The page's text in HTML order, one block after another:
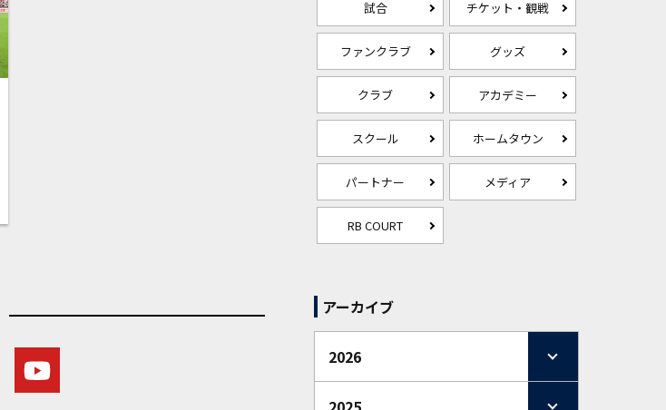
試合 チケット・観戦
ファンクラブ グッズ
クラブ アカデミー
スクール ホームタウン
パートナー メディア
RB COURT
アーカイブ
2026